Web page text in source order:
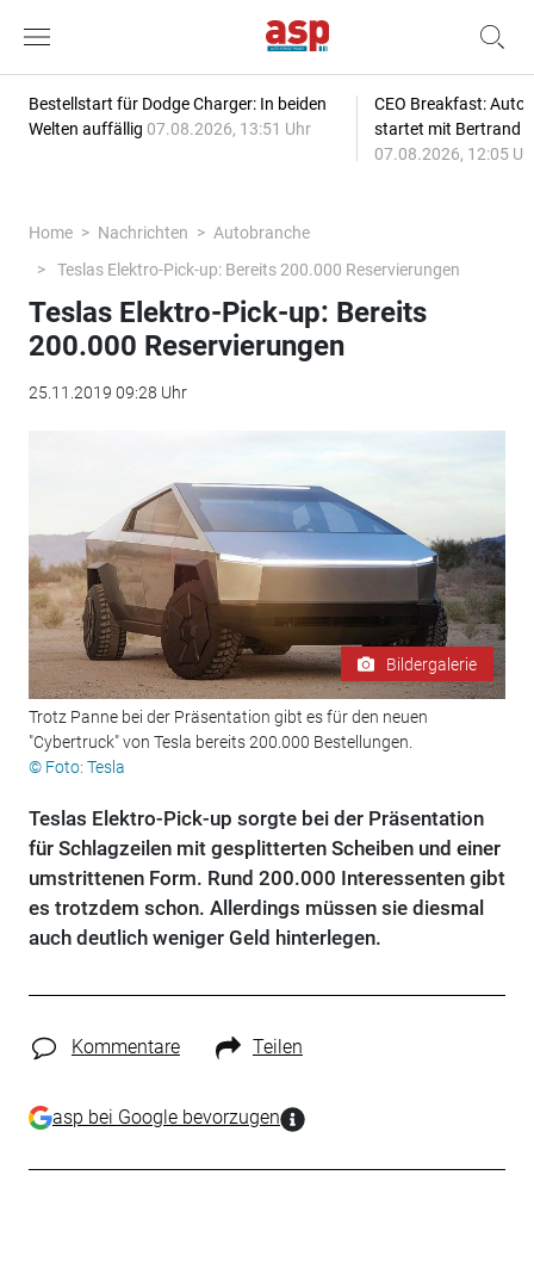
Bestellstart für Dodge Charger: In beiden
Welten auffällig 07.08.2026, 13:51 Uhr
CEO Breakfast:
startet mit Bertrand
07.08.2026, 12:05
Home Nachrichten
Autobranche
Teslas Elektro-Pick-up: Bereits 200.000 Reservierungen
Teslas Elektro-Pick-up: Bereits
200.000 Reservierungen
25.11.2019 09:28 Uhr
Bildergalerie
Trotz Panne bei der Präsentation gibt es für den neuen
"Cybertruck" von Tesla bereits 200.000 Bestellungen.
© Foto: Tesla
Teslas Elektro-Pick-up sorgte bei der Präsentation
für Schlagzeilen mit gesplitterten Scheiben und einer
umstrittenen Form. Rund 200.000 Interessenten gibt
es trotzdem schon. Allerdings müssen sie diesmal
auch deutlich weniger Geld hinterlegen.
Kommentare Teilen
asp bei Google bevorzugen